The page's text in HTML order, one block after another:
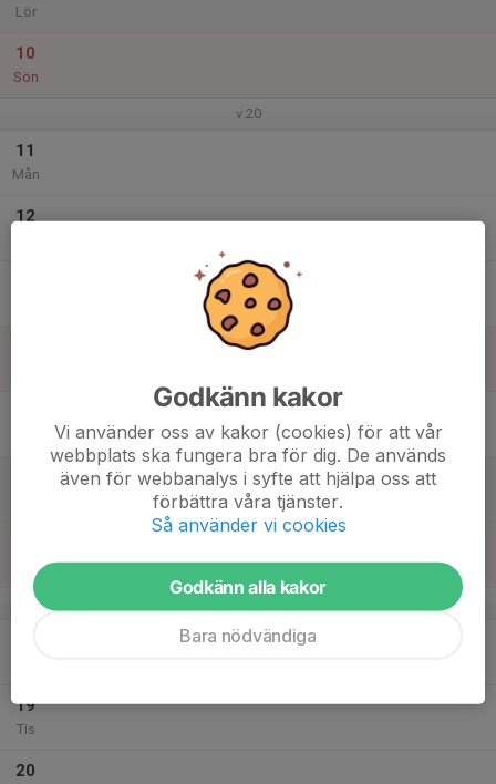
Lör
10
Sön
v.20
11
Mån
12
19
Tis
20
Godkänn kakor
Vi använder oss av kakor (cookies) för att vår
webbplats ska fungera bra för dig. De används
även för webbanalys i syfte att hjälpa oss att
förbättra våra tjänster.
Så använder vi cookies
Godkänn alla kakor
Bara nödvändiga